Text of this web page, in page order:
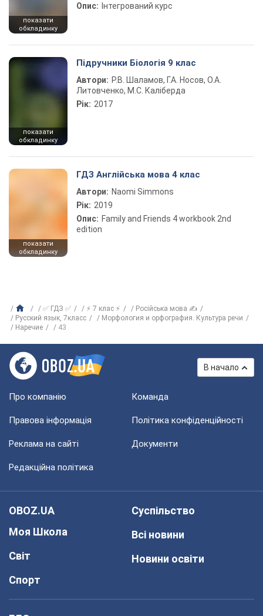
показати
обкладинку
Опис: Інтегрований курс
показати
обкладинку
Підручники Біологія 9 клас
Автори: Р.В. Шаламов, Г.А. Носов, О.А.
Литовченко, М.С. Каліберда
Рік: 2017
показати
обкладинку
ГДЗ Англійська мова 4 клас
Автори: Naomi Simmons
Рік: 2019
Опис: Family and Friends 4 workbook 2nd
edition
✅ ГДЗ ✅ ⚡ 7 клас ⚡
Російська мова ✍
Русский язык, 7класс
Морфология и орфография. Культура речи
Наречие
43
В начало
Про компанію Команда
Правова інформація Політика конфіденційності
Реклама на сайті Документи
Редакційна політика
OBOZ.UA
Моя Школа
Світ
Спорт
Суспільство
Всі новини
Новини освіти